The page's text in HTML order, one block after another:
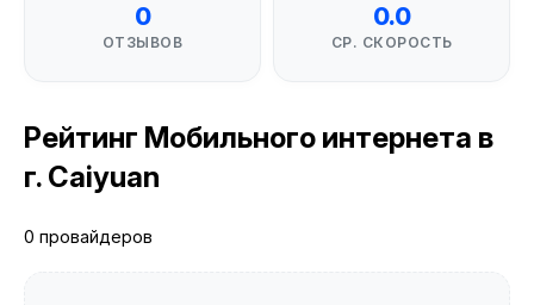
0
ОТЗЫВОВ
0.0
СР. СКОРОСТЬ
Рейтинг Мобильного интернета в
г. Caiyuan
0 провайдеров